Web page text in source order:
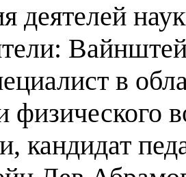
деятелей
в
физического
кандидат